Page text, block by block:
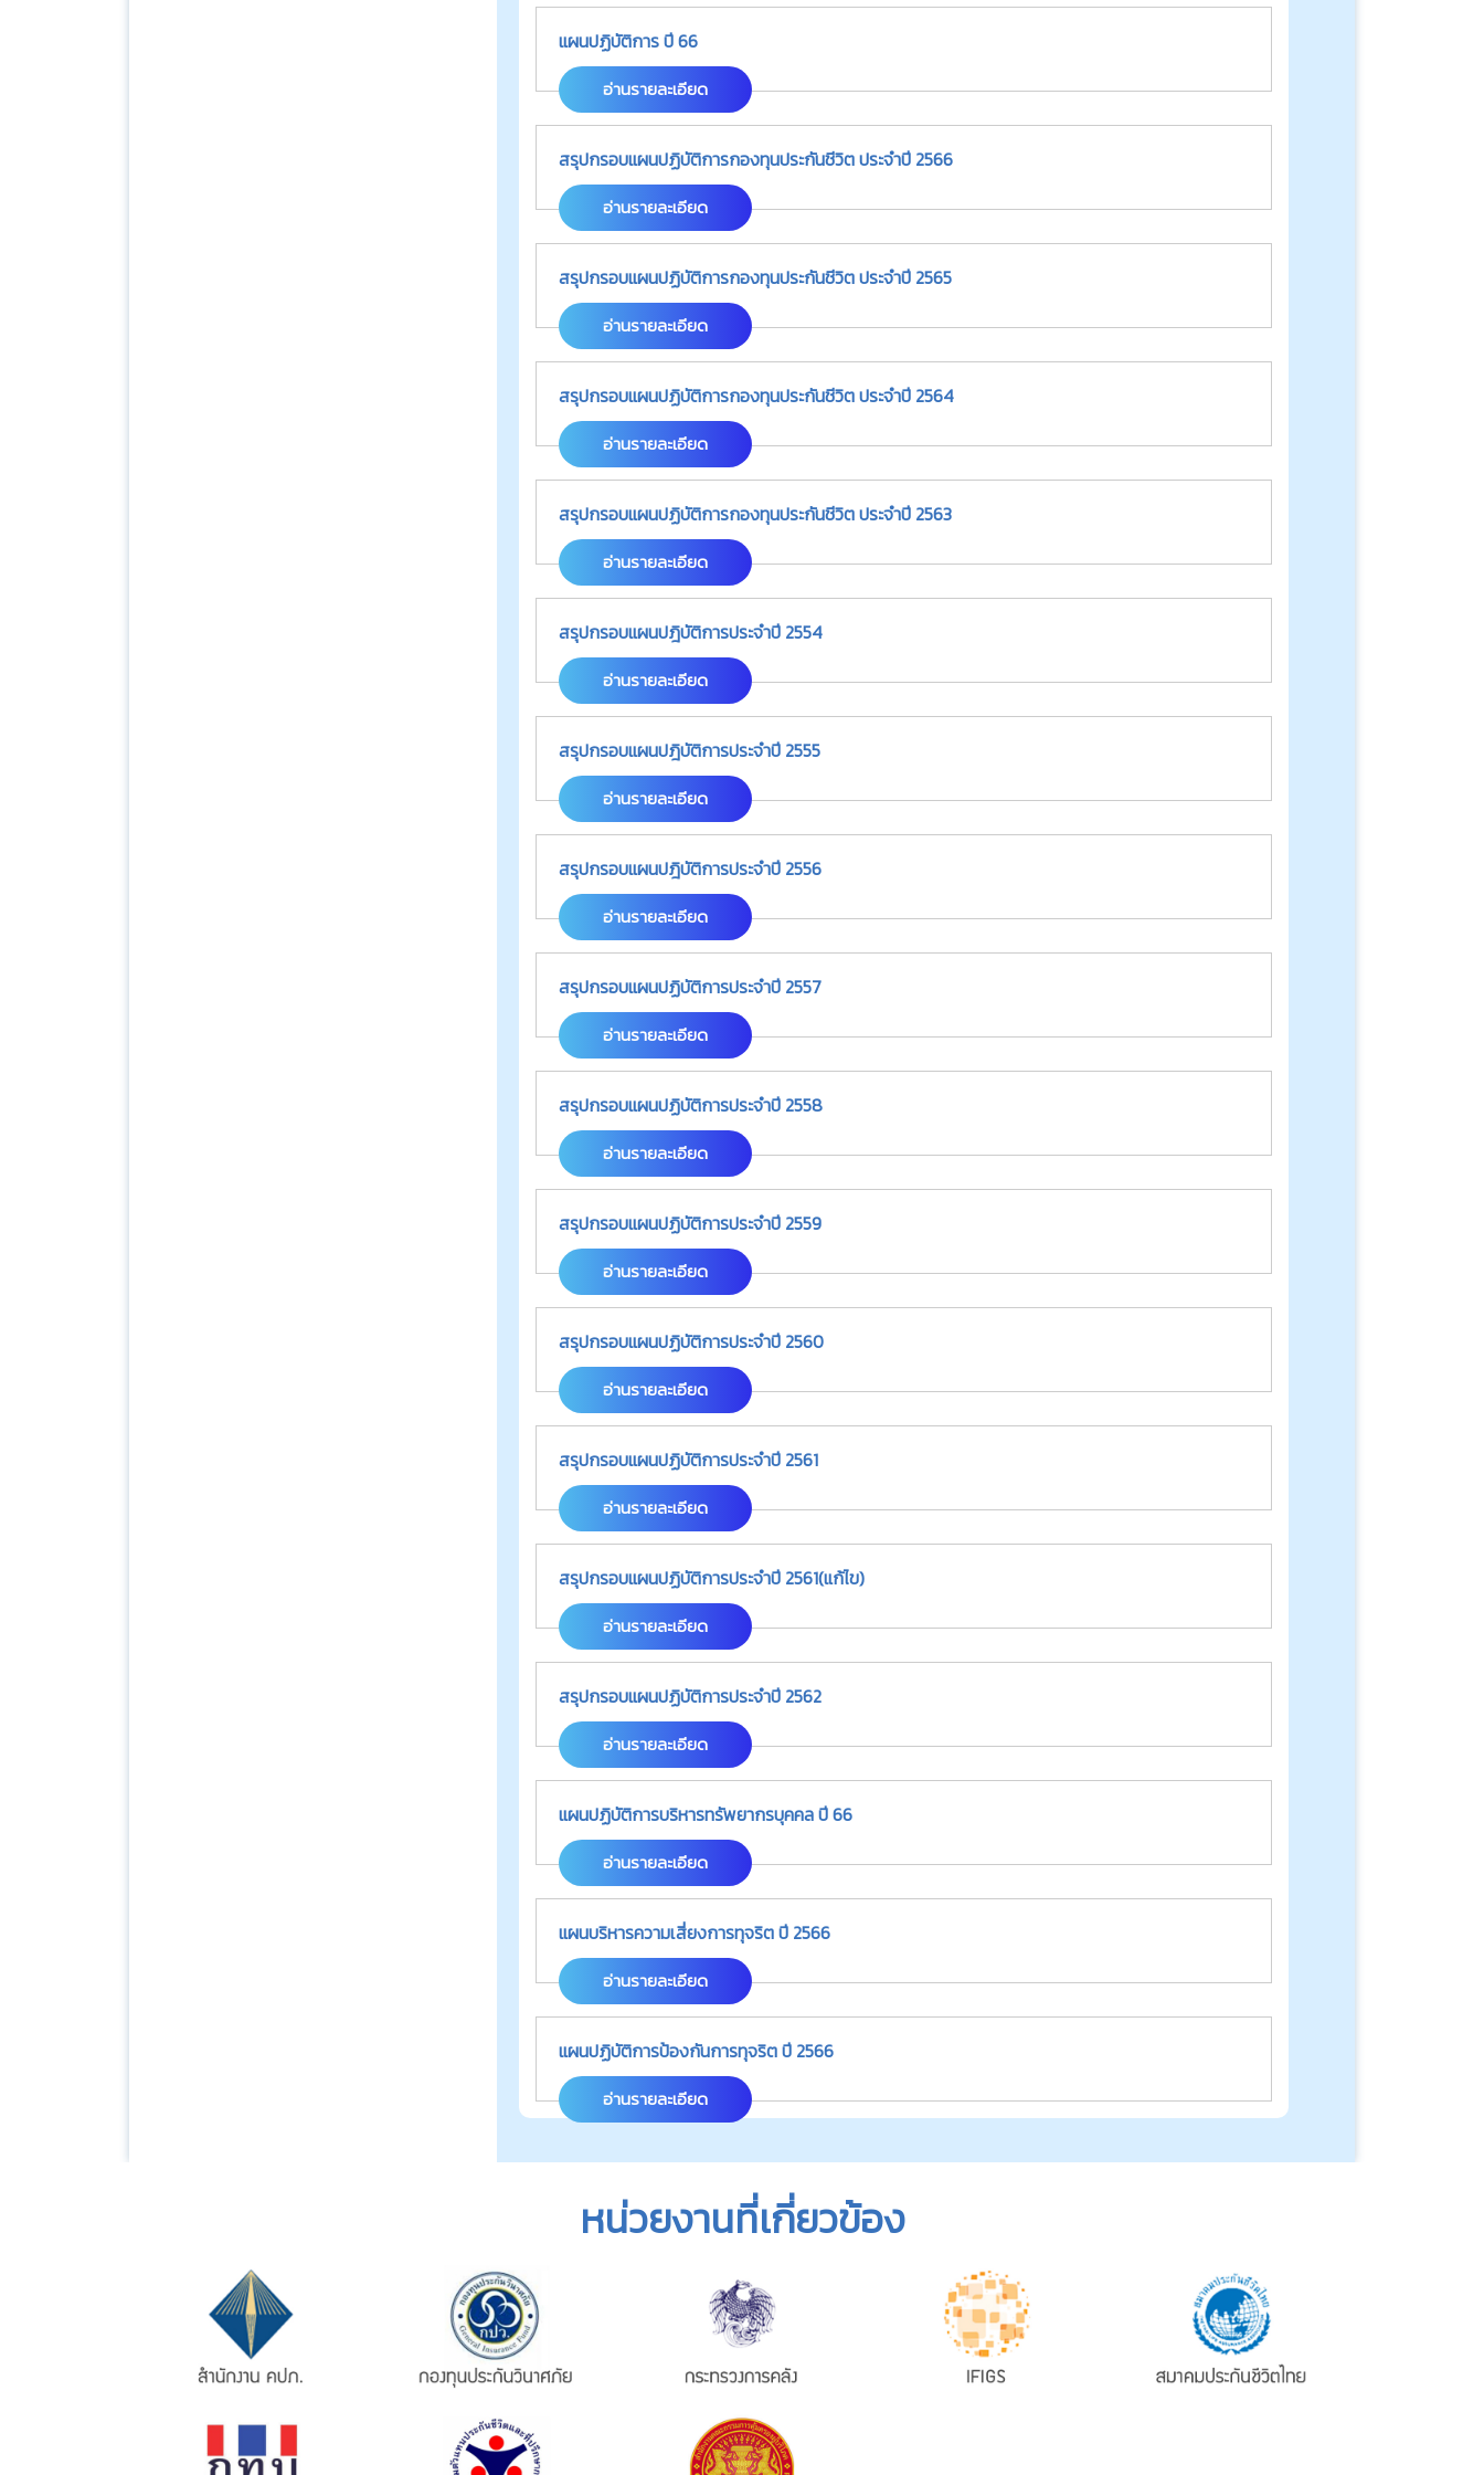
แผนปฏิบัติการ ปี 66
อ่านรายละเอียด
สรุปกรอบแผนปฏิบัติการกองทุนประกันชีวิต ประจำปี 2566
อ่านรายละเอียด
สรุปกรอบแผนปฏิบัติการกองทุนประกันชีวิต ประจำปี 2565
อ่านรายละเอียด
สรุปกรอบแผนปฏิบัติการกองทุนประกันชีวิต ประจำปี 2564
อ่านรายละเอียด
สรุปกรอบแผนปฏิบัติการกองทุนประกันชีวิต ประจำปี 2563
อ่านรายละเอียด
สรุปกรอบแผนปฎิบัติการประจำปี 2554
อ่านรายละเอียด
สรุปกรอบแผนปฎิบัติการประจำปี 2555
อ่านรายละเอียด
สรุปกรอบแผนปฎิบัติการประจำปี 2556
อ่านรายละเอียด
สรุปกรอบแผนปฏิบัติการประจำปี 2557
อ่านรายละเอียด
สรุปกรอบแผนปฏิบัติการประจำปี 2558
อ่านรายละเอียด
สรุปกรอบแผนปฏิบัติการประจำปี 2559
อ่านรายละเอียด
สรุปกรอบแผนปฏิบัติการประจำปี 2560
อ่านรายละเอียด
สรุปกรอบแผนปฏิบัติการประจำปี 2561
อ่านรายละเอียด
สรุปกรอบแผนปฏิบัติการประจำปี 2561(แก้ไข)
อ่านรายละเอียด
สรุปกรอบแผนปฏิบัติการประจำปี 2562
อ่านรายละเอียด
แผนปฏิบัติการบริหารทรัพยากรบุคคล ปี 66
อ่านรายละเอียด
แผนบริหารความเสี่ยงการทุจริต ปี 2566
อ่านรายละเอียด
แผนปฏิบัติการป้องกันการทุจริต ปี 2566
อ่านรายละเอียด
หน่วยงานที่เกี่ยวข้อง